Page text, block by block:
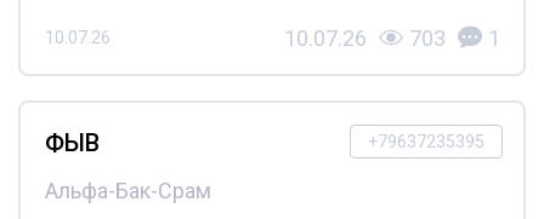
10.07.26 10.07.26 703 1
+79637235395
ФЫВ
Альфа-Бак-Срам